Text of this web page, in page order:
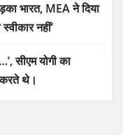
भारत, MEA ने दिया
नहीं’
सीएम योगी का
करते थे।